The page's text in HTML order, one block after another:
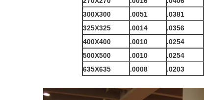
300X300
.0051 .0381
325X325
.0014 .0356
400X400
.0010 .0254
500X500
.0010 .0254
635X635
.0008 .0203